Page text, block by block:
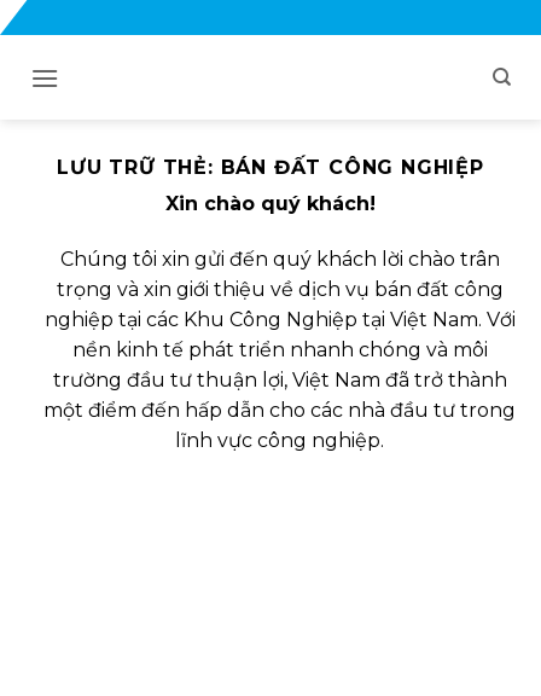
Bỏ
LƯU TRỮ THẺ: BÁN ĐẤT CÔNG NGHIỆP
Xin chào quý khách!
Chúng tôi xin gửi đến quý khách lời chào trân
trọng và xin giới thiệu về dịch vụ bán đất công
nghiệp tại các Khu Công Nghiệp tại Việt Nam. Với
nền kinh tế phát triển nhanh chóng và môi
trường đầu tư thuận lợi, Việt Nam đã trở thành
một điểm đến hấp dẫn cho các nhà đầu tư trong
lĩnh vực công nghiệp.